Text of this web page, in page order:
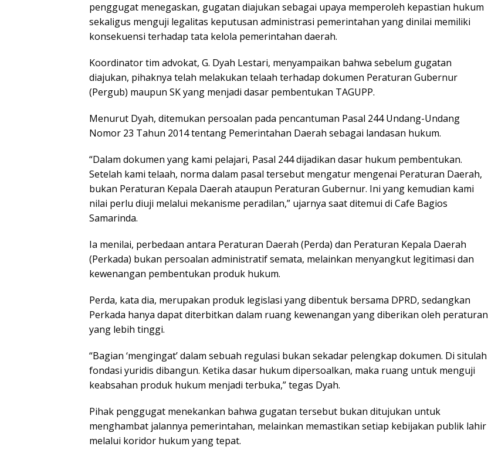
penggugat menegaskan, gugatan diajukan sebagai upaya memperoleh kepastian hukum
sekaligus menguji legalitas keputusan administrasi pemerintahan yang dinilai memiliki
konsekuensi terhadap tata kelola pemerintahan daerah.
Koordinator tim advokat, G. Dyah Lestari, menyampaikan bahwa sebelum gugatan
diajukan, pihaknya telah melakukan telaah terhadap dokumen Peraturan Gubernur
(Pergub) maupun SK yang menjadi dasar pembentukan TAGUPP.
Menurut Dyah, ditemukan persoalan pada pencantuman Pasal 244 Undang-Undang
Nomor 23 Tahun 2014 tentang Pemerintahan Daerah sebagai landasan hukum.
“Dalam dokumen yang kami pelajari, Pasal 244 dijadikan dasar hukum pembentukan.
Setelah kami telaah, norma dalam pasal tersebut mengatur mengenai Peraturan Daerah,
bukan Peraturan Kepala Daerah ataupun Peraturan Gubernur. Ini yang kemudian kami
nilai perlu diuji melalui mekanisme peradilan,” ujarnya saat ditemui di Cafe Bagios
Samarinda.
Ia menilai, perbedaan antara Peraturan Daerah (Perda) dan Peraturan Kepala Daerah
(Perkada) bukan persoalan administratif semata, melainkan menyangkut legitimasi dan
kewenangan pembentukan produk hukum.
Perda, kata dia, merupakan produk legislasi yang dibentuk bersama DPRD, sedangkan
Perkada hanya dapat diterbitkan dalam ruang kewenangan yang diberikan oleh peraturan
yang lebih tinggi.
“Bagian ‘mengingat’ dalam sebuah regulasi bukan sekadar pelengkap dokumen. Di situlah
fondasi yuridis dibangun. Ketika dasar hukum dipersoalkan, maka ruang untuk menguji
keabsahan produk hukum menjadi terbuka,” tegas Dyah.
Pihak penggugat menekankan bahwa gugatan tersebut bukan ditujukan untuk
menghambat jalannya pemerintahan, melainkan memastikan setiap kebijakan publik lahir
melalui koridor hukum yang tepat.